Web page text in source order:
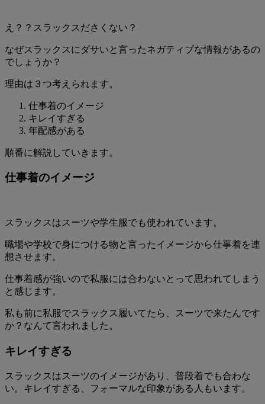
え？？スラックスださくない？
なぜスラックスにダサいと言ったネガティブな情報があるの
でしょうか？
理由は３つ考えられます。
仕事着のイメージ
キレイすぎる
年配感がある
順番に解説していきます。
仕事着のイメージ
スラックスはスーツや学生服でも使われています。
職場や学校で身につける物と言ったイメージから仕事着を連
想させます。
仕事着感が強いので私服には合わないとって思われてしまう
と感じます。
私も前に私服でスラックス履いてたら、スーツで来たんです
か？なんて言われました。
キレイすぎる
スラックスはスーツのイメージがあり、普段着でも合わな
い。キレイすぎる、フォーマルな印象がある人もいます。